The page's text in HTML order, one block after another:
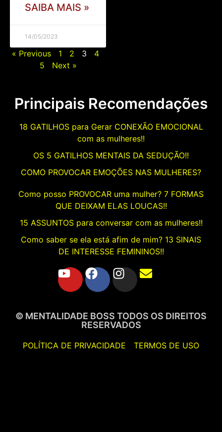
SAIBA MAIS »
14/05/2023
« Previous 1 2 3
4
5
Next »
Principais Recomendações
18 GATILHOS para Gerar CONEXÃO EMOCIONAL
com as mulheres!!
OS 5 GATILHOS MENTAIS DA SEDUÇÃO!!
COMO PROVOCAR EMOÇÕES NAS MULHERES?
Como posso PROVOCAR uma mulher? 7 FORMAS
QUE DEIXAM ELAS LOUCAS!!
15 ASSUNTOS para conversar com as mulheres!!
Como saber se ela está afim de mim? 13 SINAIS
DE INTERESSE FEMININOS!!
© MENTALIDADE BOSS TODOS OS DIREITOS
RESERVADOS
POLÍTICA DE PRIVACIDADE TERMOS DE USO